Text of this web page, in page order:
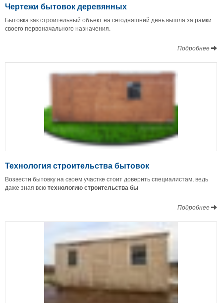
Чертежи бытовок деревянных
Бытовка как строительный объект на сегодняшний день вышла за рамки
своего первоначального назначения.
Подробнее
Технология строительства бытовок
Возвести бытовку на своем участке стоит доверить специалистам, ведь
даже зная всютехнологию строительства бы
Подробнее